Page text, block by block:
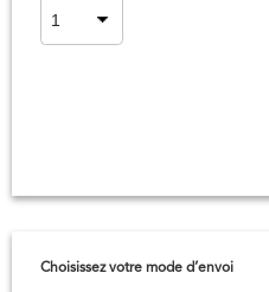
Choisissez votre mode d’envoi